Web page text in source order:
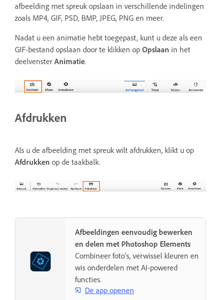
afbeelding met spreuk opslaan in verschillende indelingen
zoals MP4, GIF, PSD, BMP, JPEG, PNG en meer.
Nadat u een animatie hebt toegepast, kunt u deze als een
GIF-bestand opslaan door te klikken op Opslaan in het
deelvenster Animatie.
Afdrukken
Als u de afbeelding met spreuk wilt afdrukken, klikt u op
Afdrukken op de taakbalk.
Afbeeldingen eenvoudig bewerken
en delen met Photoshop Elements
Combineer foto's, verwissel kleuren en
wis onderdelen met AI-powered
functies.
De app openen